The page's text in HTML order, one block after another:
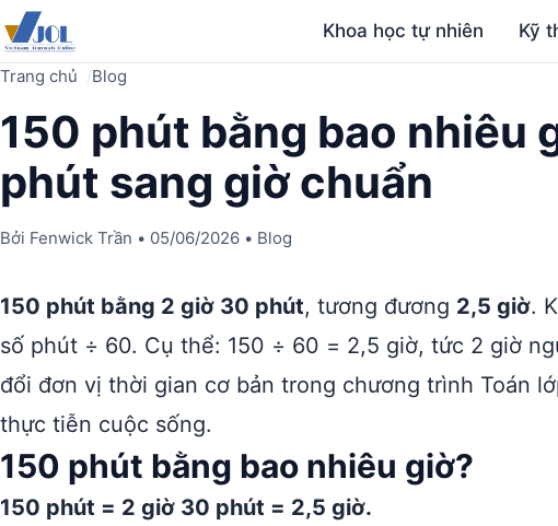
Khoa học tự nhiên Kỹ
Trang chủ Blog
150 phút bằng bao nhiêu
phút sang giờ chuẩn
Bởi Fenwick Trần • 05/06/2026 • Blog
150 phút bằng 2 giờ 30 phút, tương đương 2,5 giờ.
số phút ÷ 60. Cụ thể: 150 ÷ 60 = 2,5 giờ, tức 2 giờ
đổi đơn vị thời gian cơ bản trong chương trình Toán
thực tiễn cuộc sống.
150 phút bằng bao nhiêu giờ?
150 phút = 2 giờ 30 phút = 2,5 giờ.